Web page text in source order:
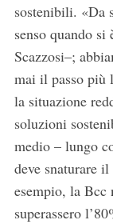
sostenibili. «Da
senso quando
Scazzosi–;
mai il passo più
la situazione
soluzioni
medio – lungo
deve snaturare
esempio, la Bcc
superassero